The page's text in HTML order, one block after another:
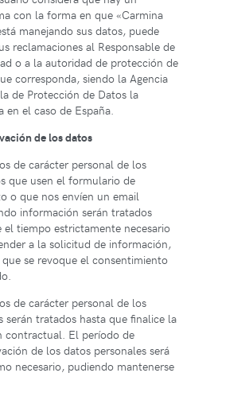
con la forma en que «Carmina
manejando sus datos, puede
reclamaciones al Responsable de
o a la autoridad de protección de
corresponda, siendo la Agencia
de Protección de Datos la
en el caso de España.
de los datos
de carácter personal de los
que usen el formulario de
o que nos envíen un email
información serán tratados
el tiempo estrictamente necesario
a la solicitud de información,
se revoque el consentimiento
de carácter personal de los
serán tratados hasta que finalice la
contractual. El período de
de los datos personales será
necesario, pudiendo mantenerse